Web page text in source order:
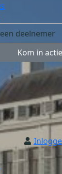
Kom in actie